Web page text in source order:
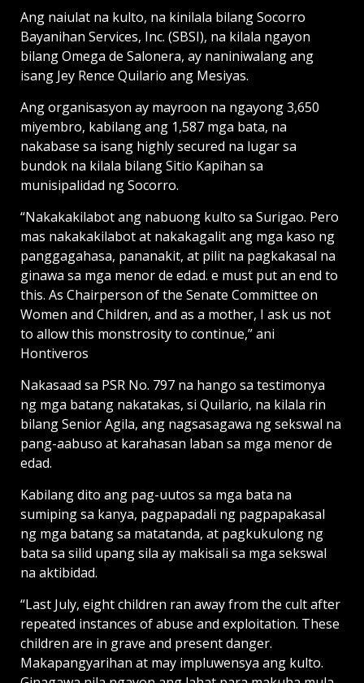
Ang naiulat na kulto, na kinilala bilang Socorro
Bayanihan Services, Inc. (SBSI), na kilala ngayon
bilang Omega de Salonera, ay naniniwalang ang
isang Jey Rence Quilario ang Mesiyas.
Ang organisasyon ay mayroon na ngayong 3,650
miyembro, kabilang ang 1,587 mga bata, na
nakabase sa isang highly secured na lugar sa
bundok na kilala bilang Sitio Kapihan sa
munisipalidad ng Socorro.
“Nakakakilabot ang nabuong kulto sa Surigao. Pero
mas nakakakilabot at nakakagalit ang mga kaso ng
panggagahasa, pananakit, at pilit na pagkakasal na
ginawa sa mga menor de edad. e must put an end to
this. As Chairperson of the Senate Committee on
Women and Children, and as a mother, I ask us not
to allow this monstrosity to continue,” ani
Hontiveros
Nakasaad sa PSR No. 797 na hango sa testimonya
ng mga batang nakatakas, si Quilario, na kilala rin
bilang Senior Agila, ang nagsasagawa ng sekswal na
pang-aabuso at karahasan laban sa mga menor de
edad.
Kabilang dito ang pag-uutos sa mga bata na
sumiping sa kanya, pagpapadali ng pagpapakasal
ng mga batang sa matatanda, at pagkukulong ng
bata sa silid upang sila ay makisali sa mga sekswal
na aktibidad.
“Last July, eight children ran away from the cult after
repeated instances of abuse and exploitation. These
children are in grave and present danger.
Makapangyarihan at may impluwensya ang kulto.